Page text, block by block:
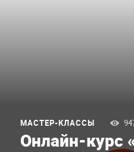
МАСТЕР-КЛАССЫ
Онлайн-курс